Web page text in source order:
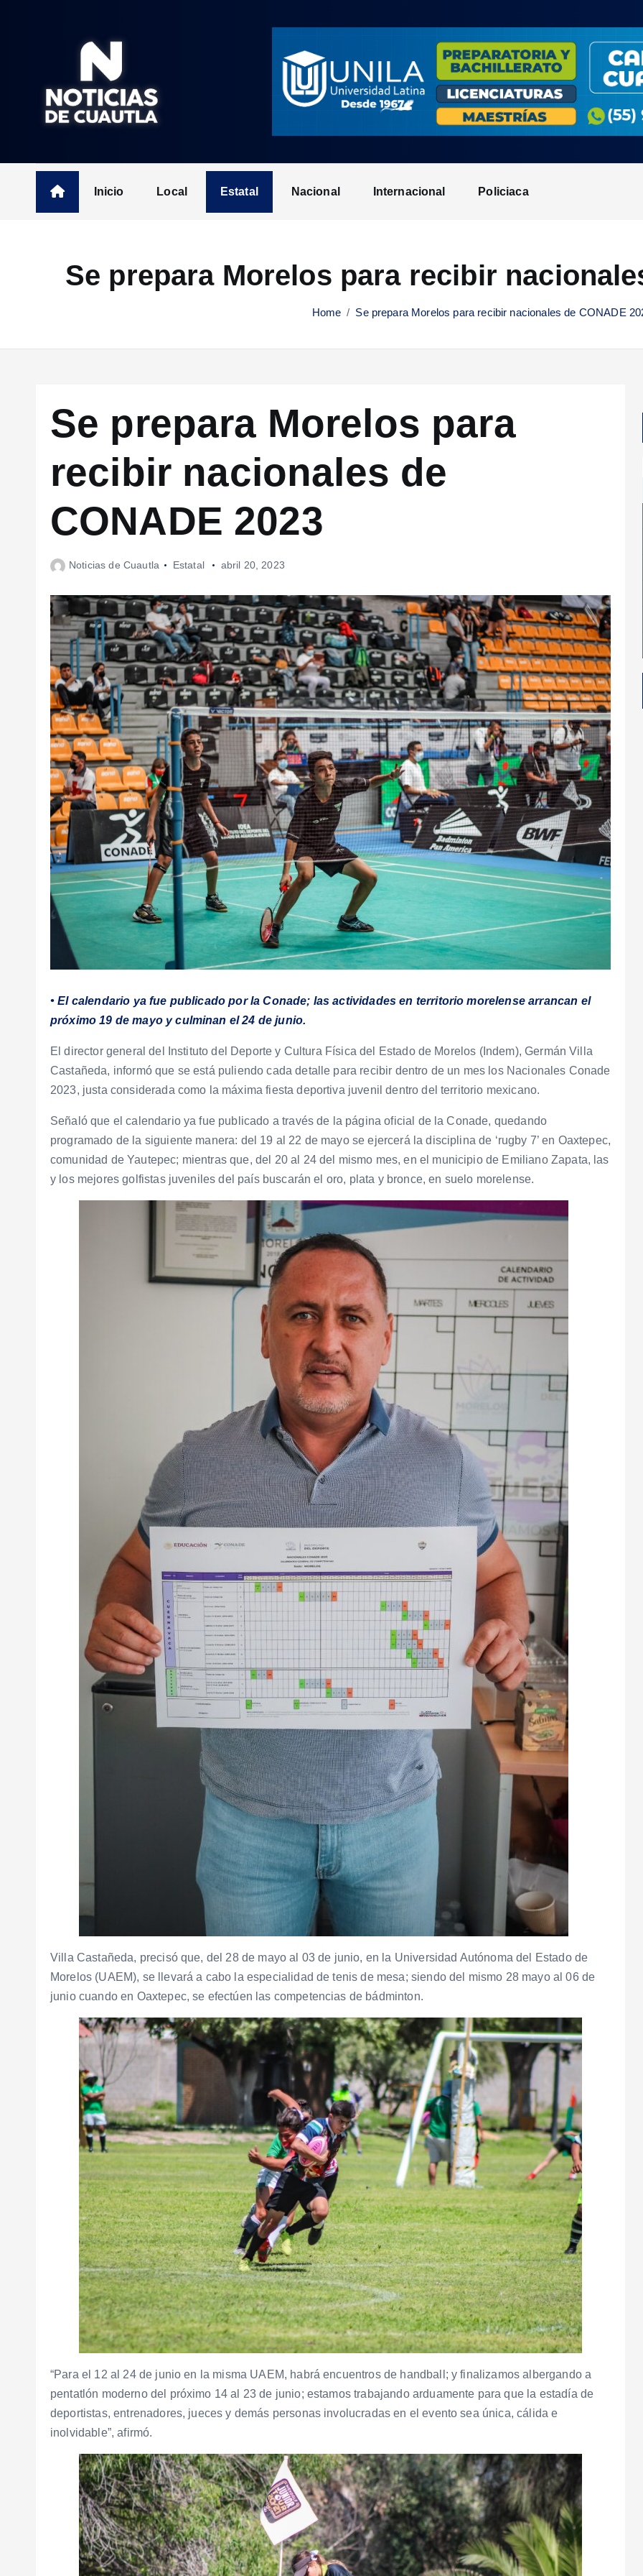
n
Inicio Local Estatal Nacional Internacional Policiaca
Se prepara Morelos para recibir
Home Se prepara Morelos para recibir nacionales de CONADE
Se prepara Morelos para
recibir nacionales de
CONADE 2023
Noticias de Cuautla Estatal abril 20, 2023
• El calendario ya fue publicado por la Conade; las actividades en territorio morelense arrancan el
próximo 19 de mayo y culminan el 24 de junio.
El director general del Instituto del Deporte y Cultura Física del Estado de Morelos (Indem), Germán Villa
Castañeda, informó que se está puliendo cada detalle para recibir dentro de un mes los Nacionales Conade
2023, justa considerada como la máxima fiesta deportiva juvenil dentro del territorio mexicano.
Señaló que el calendario ya fue publicado a través de la página oficial de la Conade, quedando
programado de la siguiente manera: del 19 al 22 de mayo se ejercerá la disciplina de ‘rugby 7’ en Oaxtepec,
comunidad de Yautepec; mientras que, del 20 al 24 del mismo mes, en el municipio de Emiliano Zapata, las
y los mejores golfistas juveniles del país buscarán el oro, plata y bronce, en suelo morelense.
Villa Castañeda, precisó que, del 28 de mayo al 03 de junio, en la Universidad Autónoma del Estado de
Morelos (UAEM), se llevará a cabo la especialidad de tenis de mesa; siendo del mismo 28 mayo al 06 de
junio cuando en Oaxtepec, se efectúen las competencias de bádminton.
“Para el 12 al 24 de junio en la misma UAEM, habrá encuentros de handball; y finalizamos albergando a
pentatlón moderno del próximo 14 al 23 de junio; estamos trabajando arduamente para que la estadía de
deportistas, entrenadores, jueces y demás personas involucradas en el evento sea única, cálida e
inolvidable”, afirmó.